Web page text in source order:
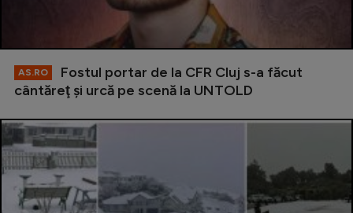
AS.RO
Fostul portar de la CFR Cluj s-a făcut
cântăreţ şi urcă pe scenă la UNTOLD